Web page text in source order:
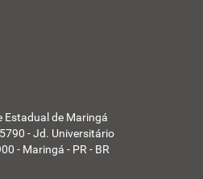
Estadual de Maringá
- Jd. Universitário
- Maringá - PR - BR